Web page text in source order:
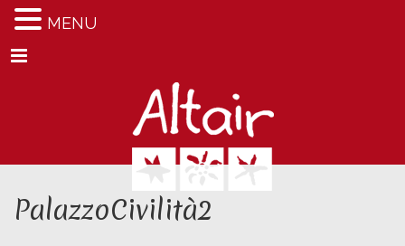
Menu
PalazzoCivilità2
MENU